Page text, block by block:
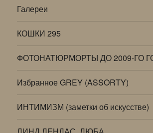
Галереи
КОШКИ 295
ФОТОНАТЮРМОРТЫ ДО 2009-ГО
Избранное GREY (ASSORTY)
ИНТИМИЗМ (заметки об искусстве)